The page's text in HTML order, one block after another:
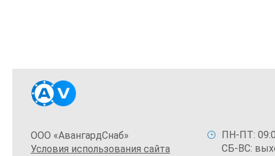
ООО «АвангардСнаб»
Условия использования сайта
ПН-ПТ:
СБ-ВС: